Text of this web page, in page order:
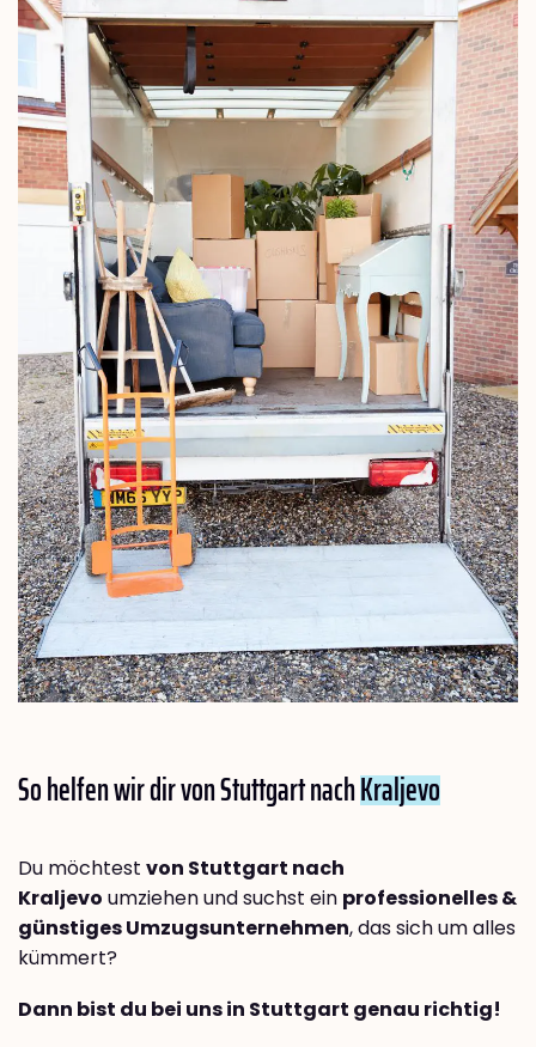
So helfen wir dir von Stuttgart nachKraljevo
Du möchtest von Stuttgart nach
Kraljevo umziehen und suchst ein professionelles &
günstiges Umzugsunternehmen, das sich um alles
kümmert?
Dann bist du bei uns in Stuttgart genau richtig!